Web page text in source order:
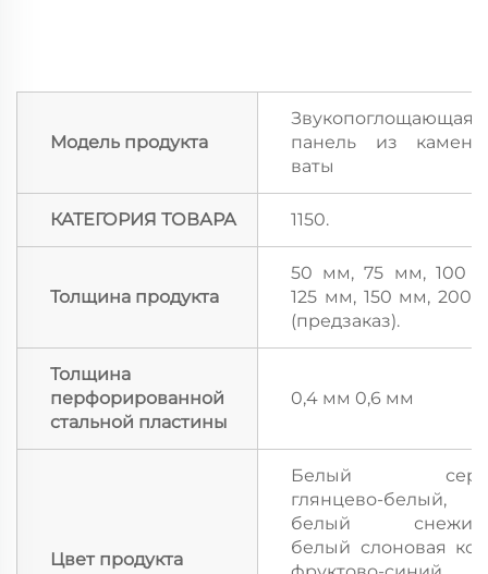
Модель продукта
Звукопоглощающая
панель из
ваты
КАТЕГОРИЯ ТОВАРА 1150.
Толщина продукта
50 мм, 75 мм, 100
125 мм, 150 мм, 200
(предзаказ).
Толщина
перфорированной
стальной пластины
0,4 мм 0,6 мм
Цвет продукта
Белый
глянцево-белый,
белый
белый слоновая